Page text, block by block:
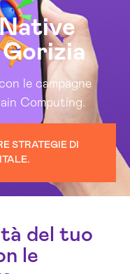
le campagne
Computing.
STRATEGIE DI
del tuo
le